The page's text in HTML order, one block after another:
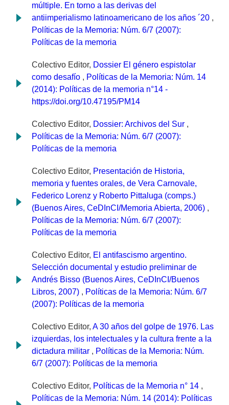
múltiple. En torno a las derivas del
antiimperialismo latinoamericano de los años ´20 ,
Políticas de la Memoria: Núm. 6/7 (2007):
Políticas de la memoria
Colectivo Editor, Dossier El género espistolar
como desafío , Políticas de la Memoria: Núm. 14
(2014): Políticas de la memoria n°14 -
https://doi.org/10.47195/PM14
Colectivo Editor, Dossier: Archivos del Sur ,
Políticas de la Memoria: Núm. 6/7 (2007):
Políticas de la memoria
Colectivo Editor, Presentación de Historia,
memoria y fuentes orales, de Vera Carnovale,
Federico Lorenz y Roberto Pittaluga (comps.)
(Buenos Aires, CeDInCI/Memoria Abierta, 2006) ,
Políticas de la Memoria: Núm. 6/7 (2007):
Políticas de la memoria
Colectivo Editor, El antifascismo argentino.
Selección documental y estudio preliminar de
Andrés Bisso (Buenos Aires, CeDInCI/Buenos
Libros, 2007) , Políticas de la Memoria: Núm. 6/7
(2007): Políticas de la memoria
Colectivo Editor, A 30 años del golpe de 1976. Las
izquierdas, los intelectuales y la cultura frente a la
dictadura militar , Políticas de la Memoria: Núm.
6/7 (2007): Políticas de la memoria
Colectivo Editor, Políticas de la Memoria n° 14 ,
Políticas de la Memoria: Núm. 14 (2014): Políticas